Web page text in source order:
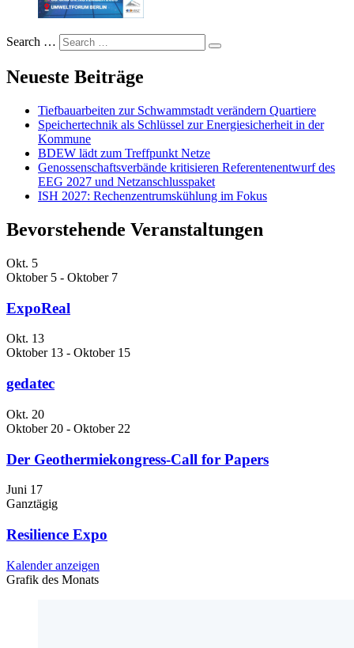
Search …
Neueste Beiträge
Tiefbauarbeiten zur Schwammstadt verändern Quartiere
Speichertechnik als Schlüssel zur Energiesicherheit in der
Kommune
BDEW lädt zum Treffpunkt Netze
Genossenschaftsverbände kritisieren Referentenentwurf des
EEG 2027 und Netzanschlusspaket
ISH 2027: Rechenzentrumskühlung im Fokus
Bevorstehende Veranstaltungen
Okt. 5
Oktober 5 - Oktober 7
ExpoReal
Okt. 13
Oktober 13 - Oktober 15
gedatec
Okt. 20
Oktober 20 - Oktober 22
Der Geothermiekongress-Call for Papers
Juni 17
Ganztägig
Resilience Expo
Kalender anzeigen
Grafik des Monats